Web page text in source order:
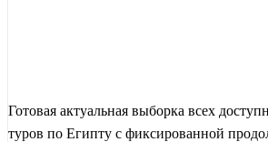
Готовая актуальная выборка всех
туров по Египту с фиксированной